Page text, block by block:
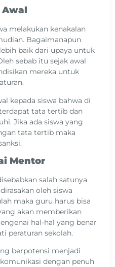
Awal
melakukan kenakalan
Bagaimanapun
baik dari upaya untuk
sebab itu sejak awal
mereka untuk
kepada siswa bahwa di
tata tertib dan
Jika ada siswa yang
tata tertib maka
Mentor
salah satunya
oleh siswa
maka guru harus bisa
akan memberikan
hal-hal yang benar
peraturan sekolah.
berpotensi menjadi
dengan penuh